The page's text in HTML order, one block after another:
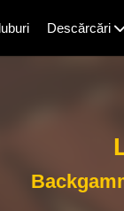
Descărcări